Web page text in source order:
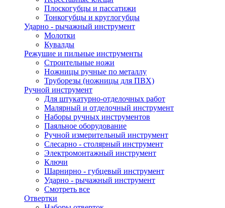
Плоскогубцы и пассатижи
Тонкогубцы и круглогубцы
Ударно - рычажный инструмент
Молотки
Кувалды
Режушие и пильные инструменты
Строительные ножи
Ножницы ручные по металлу
Труборезы (ножницы для ПВХ)
Ручной инструмент
Для штукатурно-отделочных работ
Малярный и отделочный инструмент
Наборы ручных инструментов
Паяльное оборудование
Ручной измерительный инструмент
Слесарно - столярный инструмент
Электромонтажный инструмент
Ключи
Шарнирно - губцевый инструмент
Ударно - рычажный инструмент
Смотреть все
Отвертки